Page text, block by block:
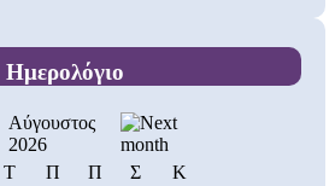
Ημερολόγιο
Αύγουστος
2026
Τ Π Π Σ
Κ